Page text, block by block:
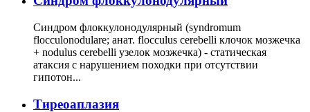
Синдром флоккулонодулярный (syndromum
flocculonodulare; анат. flocculus cerebelli клочок мозжечка
+ nodulus cerebelli узелок мозжечка) - статическая
атаксия с нарушением походки при отсутствии
гипотон...
Тиреоаплазия